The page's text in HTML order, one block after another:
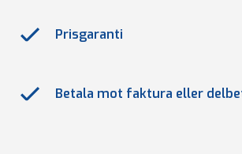
Prisgaranti
Betala mot faktura eller